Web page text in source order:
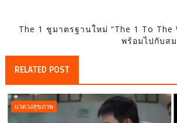
The 1 ชูมาตรฐานใหม่ “The 1 To The
พร้อมไปกับส
RELATED POST
แวดวงสุขภาพ